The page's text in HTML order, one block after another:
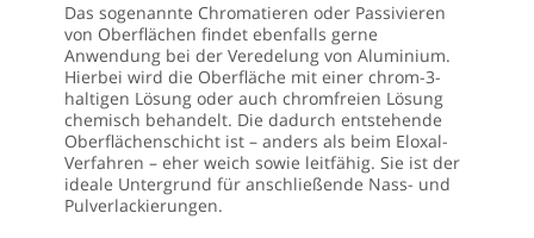
Das sogenannte Chromatieren oder Passivieren
von Oberflächen findet ebenfalls gerne
Anwendung bei der Veredelung von Aluminium.
Hierbei wird die Oberfläche mit einer chrom-3-
haltigen Lösung oder auch chromfreien Lösung
chemisch behandelt. Die dadurch entstehende
Oberflächenschicht ist – anders als beim Eloxal-
Verfahren – eher weich sowie leitfähig. Sie ist der
ideale Untergrund für anschließende Nass- und
Pulverlackierungen.